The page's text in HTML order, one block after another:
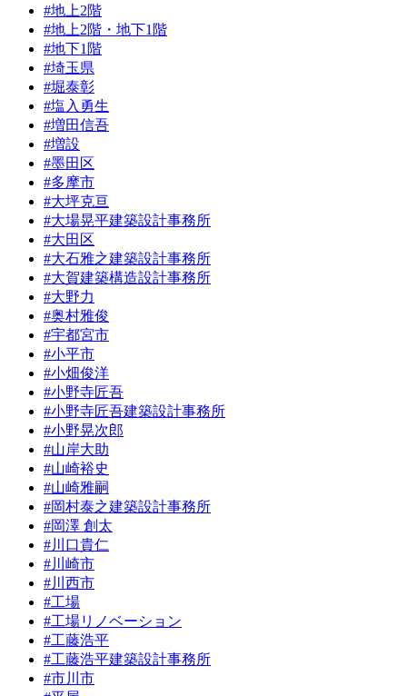
#地上2階
#地上2階・地下1階
#地下1階
#埼玉県
#堀泰彰
#塩入勇生
#増田信吾
#増設
#墨田区
#多摩市
#大坪克亘
#大場晃平建築設計事務所
#大田区
#大石雅之建築設計事務所
#大賀建築構造設計事務所
#大野力
#奥村雅俊
#宇都宮市
#小平市
#小畑俊洋
#小野寺匠吾
#小野寺匠吾建築設計事務所
#小野晃次郎
#山岸大助
#山崎裕史
#山崎雅嗣
#岡村泰之建築設計事務所
#岡澤 創太
#川口貴仁
#川崎市
#川西市
#工場
#工場リノベーション
#工藤浩平
#工藤浩平建築設計事務所
#市川市